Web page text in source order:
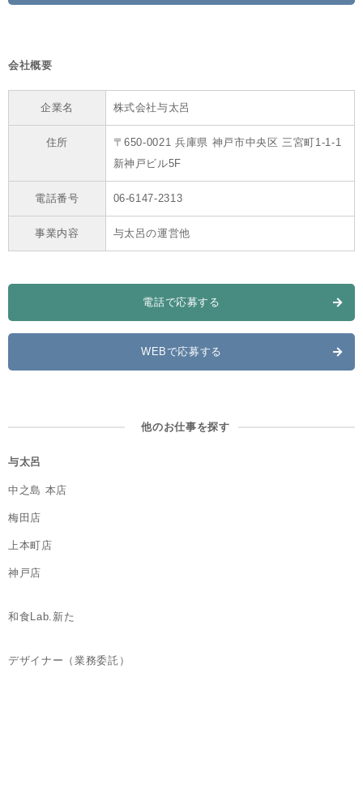
会社概要
企業名 株式会社与太呂
住所
〒650-0021 兵庫県 神戸市中央区 三宮町1-1-1
新神戸ビル5F
電話番号 06-6147-2313
事業内容 与太呂の運営他
電話で応募する
WEBで応募する
他のお仕事を探す
与太呂
中之島 本店
梅田店
上本町店
神戸店
和食Lab.新た
デザイナー（業務委託）